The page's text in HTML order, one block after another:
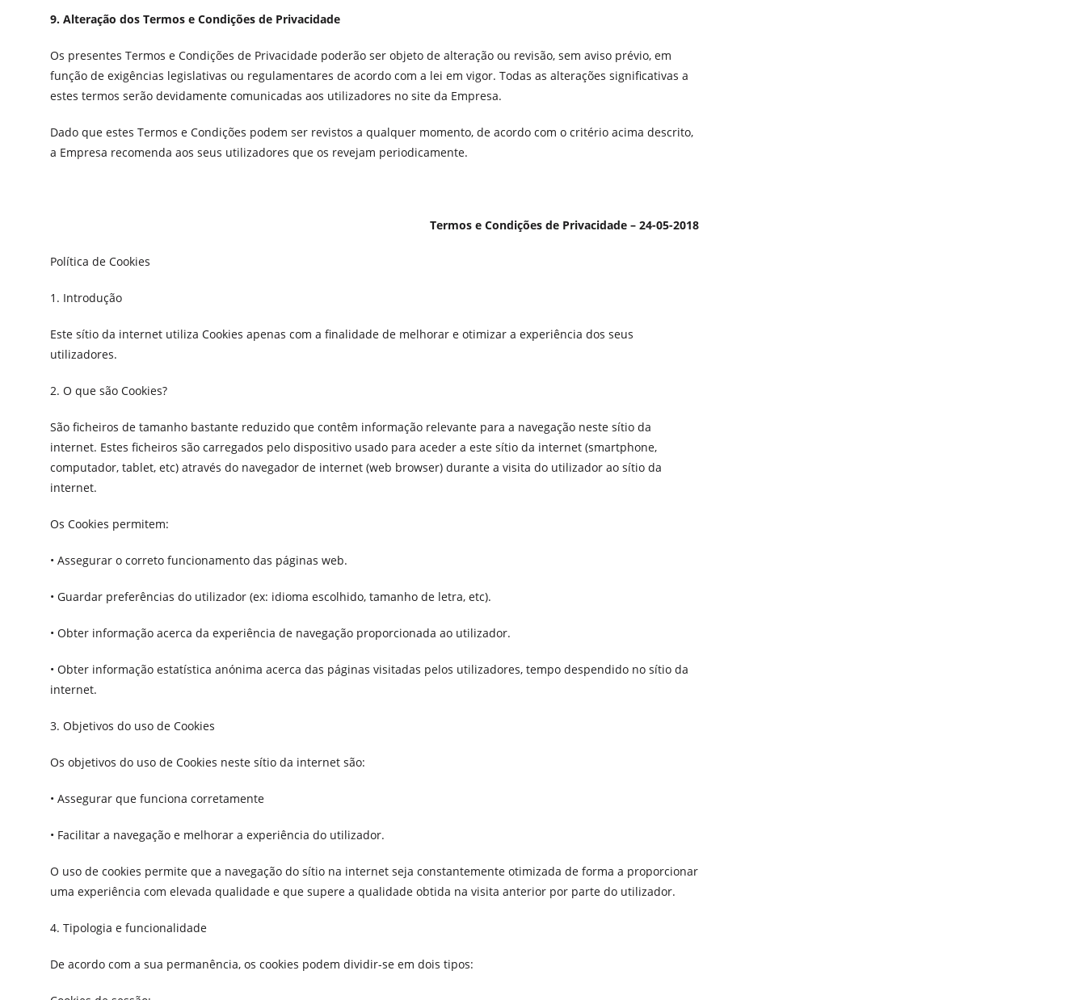
9. Alteração dos Termos e Condições de Privacidade
Os presentes Termos e Condições de Privacidade poderão ser objeto de alteração ou revisão, sem aviso prévio, em
função de exigências legislativas ou regulamentares de acordo com a lei em vigor. Todas as alterações significativas a
estes termos serão devidamente comunicadas aos utilizadores no site da Empresa.
Dado que estes Termos e Condições podem ser revistos a qualquer momento, de acordo com o critério acima descrito,
a Empresa recomenda aos seus utilizadores que os revejam periodicamente.
Termos e Condições de Privacidade – 24-05-2018
Política de Cookies
1. Introdução
Este sítio da internet utiliza Cookies apenas com a finalidade de melhorar e otimizar a experiência dos seus
utilizadores.
2. O que são Cookies?
São ficheiros de tamanho bastante reduzido que contêm informação relevante para a navegação neste sítio da
internet. Estes ficheiros são carregados pelo dispositivo usado para aceder a este sítio da internet (smartphone,
computador, tablet, etc) através do navegador de internet (web browser) durante a visita do utilizador ao sítio da
internet.
Os Cookies permitem:
• Assegurar o correto funcionamento das páginas web.
• Guardar preferências do utilizador (ex: idioma escolhido, tamanho de letra, etc).
• Obter informação acerca da experiência de navegação proporcionada ao utilizador.
• Obter informação estatística anónima acerca das páginas visitadas pelos utilizadores, tempo despendido no sítio da
internet.
3. Objetivos do uso de Cookies
Os objetivos do uso de Cookies neste sítio da internet são:
• Assegurar que funciona corretamente
• Facilitar a navegação e melhorar a experiência do utilizador.
O uso de cookies permite que a navegação do sítio na internet seja constantemente otimizada de forma a proporcionar
uma experiência com elevada qualidade e que supere a qualidade obtida na visita anterior por parte do utilizador.
4. Tipologia e funcionalidade
De acordo com a sua permanência, os cookies podem dividir-se em dois tipos: